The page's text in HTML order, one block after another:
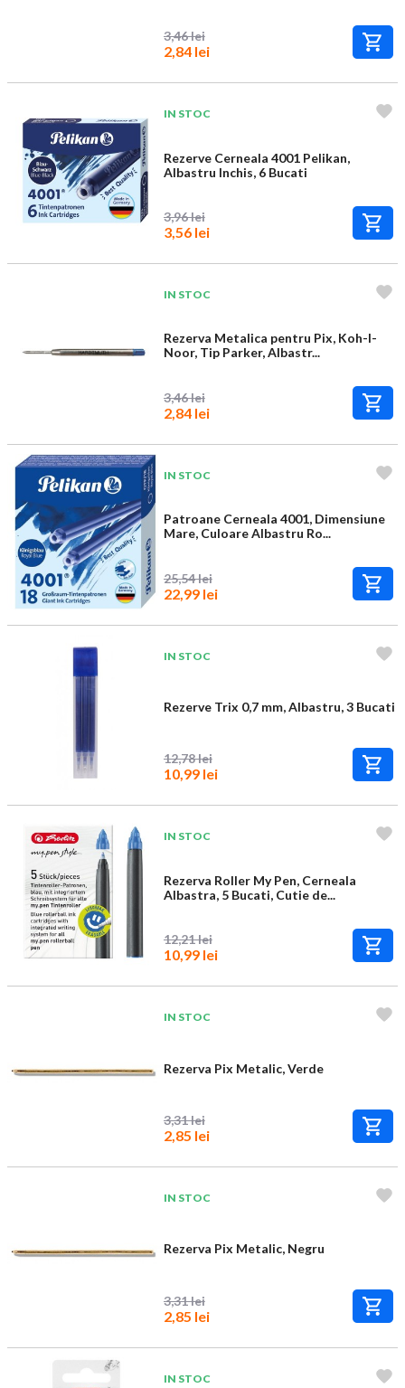
3,46 lei
2,84 lei
IN STOC
Rezerve Cerneala 4001 Pelikan,
Albastru Inchis, 6 Bucati
3,96 lei
3,56 lei
IN STOC
Rezerva Metalica pentru Pix, Koh-I-
Noor, Tip Parker, Albastr...
3,46 lei
2,84 lei
IN STOC
Patroane Cerneala 4001, Dimensiune
Mare, Culoare Albastru Ro...
25,54 lei
22,99 lei
IN STOC
Rezerve Trix 0,7 mm, Albastru, 3 Bucati
12,78 lei
10,99 lei
IN STOC
Rezerva Roller My Pen, Cerneala
Albastra, 5 Bucati, Cutie de...
12,21 lei
10,99 lei
IN STOC
Rezerva Pix Metalic, Verde
3,31 lei
2,85 lei
IN STOC
Rezerva Pix Metalic, Negru
3,31 lei
2,85 lei
IN STOC